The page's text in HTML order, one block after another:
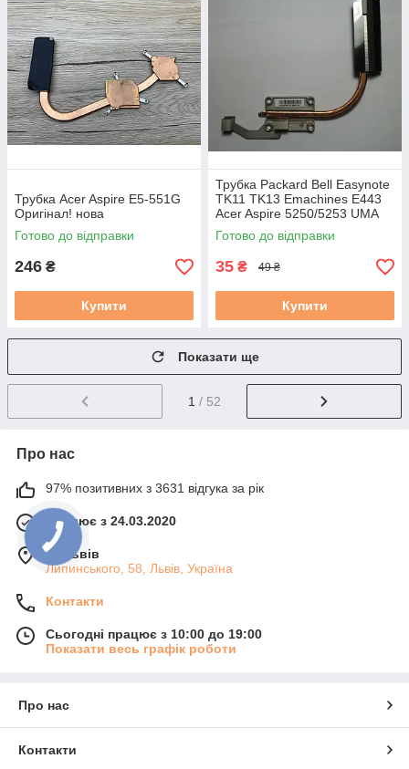
Трубка Acer Aspire E5-551G
Оригінал! нова
Готово до відправки
246 ₴
Купити
Трубка Packard Bell Easynote
TK11 TK13 Emachines E443
Acer Aspire 5250/5253 UMA
AMD (AT0IC0010R0 ) б/в
Готово до відправки
35 ₴ 49 ₴
Купити
Показати ще
1 / 52
Про нас
97% позитивних з 3631 відгука за рік
Працює з 24.03.2020
м. Львів
Липинського, 58, Львів, Україна
Контакти
Сьогодні працює з 10:00 до 19:00
Показати весь графік роботи
Про нас
Контакти